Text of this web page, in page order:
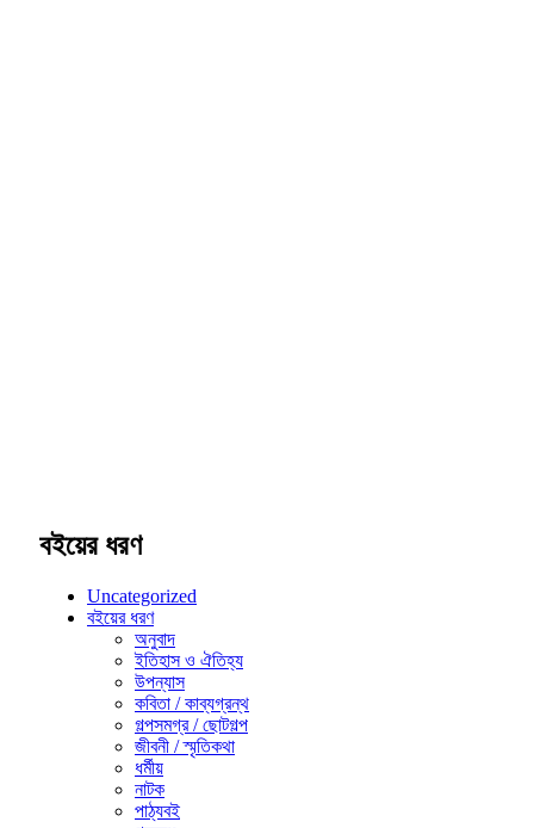
বইয়ের ধরণ
Uncategorized
বইয়ের ধরণ
অনুবাদ
ইতিহাস ও ঐতিহ্য
উপন্যাস
কবিতা / কাব্যগ্রন্থ
গল্পসমগ্র / ছোটগল্প
জীবনী / স্মৃতিকথা
ধর্মীয়
নাটক
পাঠ্যবই